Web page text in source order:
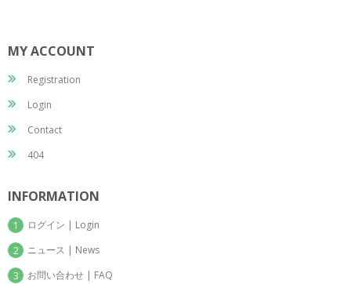
MY ACCOUNT
Registration
Login
Contact
404
INFORMATION
1
ログイン | Login
2
ニュース | News
3
お問い合わせ | FAQ